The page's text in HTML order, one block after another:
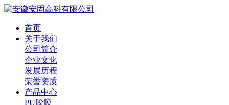
首页
关于我们
公司简介
企业文化
发展历程
荣誉资质
产品中心
PU胶膜